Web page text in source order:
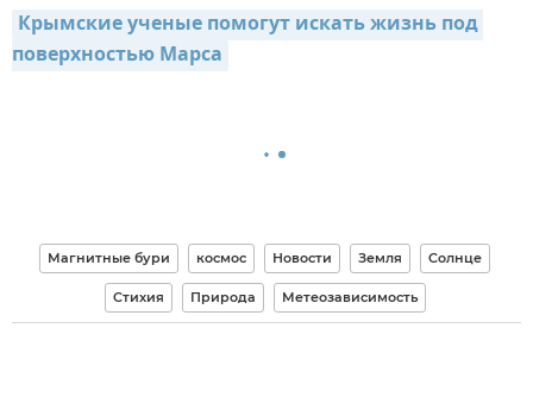
Крымские ученые помогут искать жизнь под
поверхностью Марса
Магнитные бури космос Новости Земля Солнце
Стихия Природа Метеозависимость